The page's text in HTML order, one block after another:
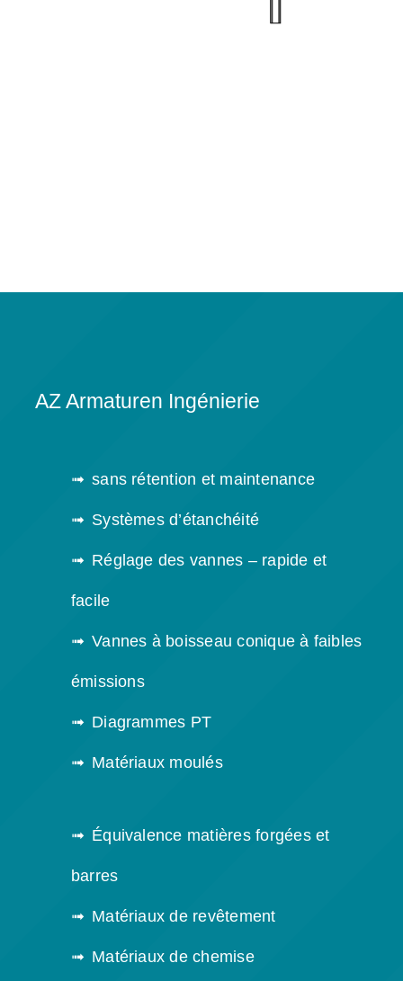
AZ Armaturen Ingénierie
sans rétention et maintenance
Systèmes d’étanchéité
Réglage des vannes – rapide et
facile
Vannes à boisseau conique à faibles
émissions
Diagrammes PT
Matériaux moulés
Équivalence matières forgées et
barres
Matériaux de revêtement
Matériaux de chemise